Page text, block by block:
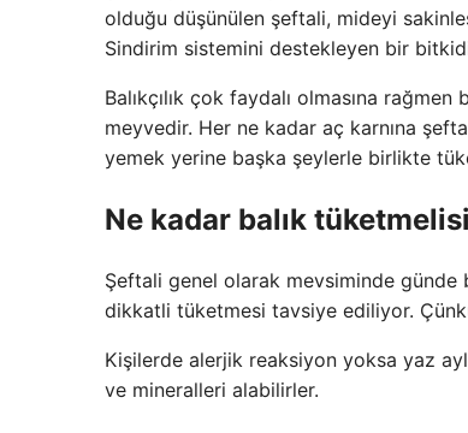
olduğu düşünülen şeftali, mideyi
Sindirim sistemini destekleyen bir
Balıkçılık çok faydalı olmasına
meyvedir. Her ne kadar aç karnına
yemek yerine başka şeylerle birlikte
Ne kadar balık
Şeftali genel olarak mevsiminde
dikkatli tüketmesi tavsiye ediliyor.
Kişilerde alerjik reaksiyon yoksa yaz
ve mineralleri alabilirler.